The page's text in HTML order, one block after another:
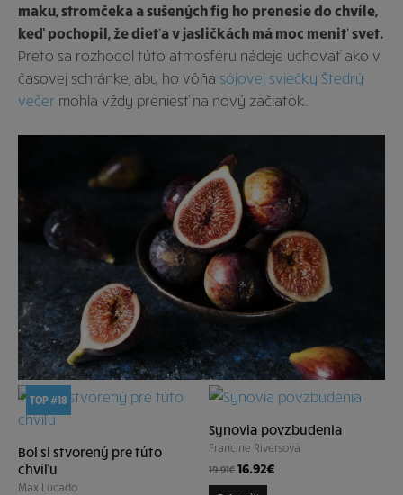
maku, stromčeka a sušených fíg ho prenesie do chvíle,
keď pochopil, že dieťa v jasličkách má moc meniť svet.
Preto sa rozhodol túto atmosféru nádeje uchovať ako v
časovej schránke, aby ho vôňa sójovej sviečky Štedrý
večer mohla vždy preniesť na nový začiatok.
TOP #18
Bol si stvorený pre túto
chvíľu
Max Lucado
Synovia povzbudenia
Francine Riversová
19.91€ 16.92€